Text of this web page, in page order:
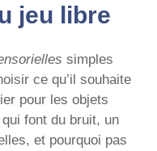
jeu libre
simples
ce qu’il souhaite
pour les objets
font du bruit, un
et pourquoi pas